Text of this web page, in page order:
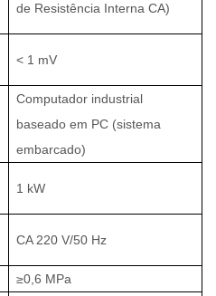
de Resistência Interna CA)
< 1 mV
Computador industrial
baseado em PC (sistema
embarcado)
1 kW
CA 220 V/50 Hz
≥0,6 MPa